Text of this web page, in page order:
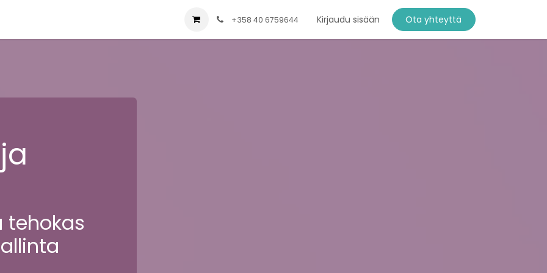
Blog +358 40 6759644 Kirjaudu sisään Ota yhteyttä
tehokas